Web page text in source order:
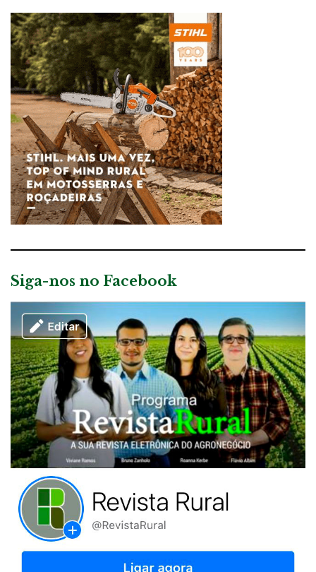
Siga-nos no Facebook